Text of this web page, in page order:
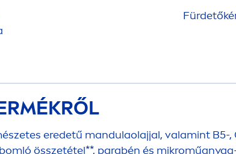
eredetű mandulaolajjal, valamint B5-,
összetétel**, parabén és